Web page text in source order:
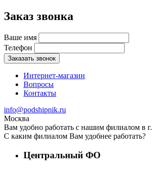
Заказ звонка
Ваше имя
Телефон
Заказать звонок
Интернет-магазин
Вопросы
Контакты
info@podshipnik.ru
Москва
Вам удобно работать с нашим филиалом в г.
С каким филиалом Вам удобнее работать?
Центральный ФО